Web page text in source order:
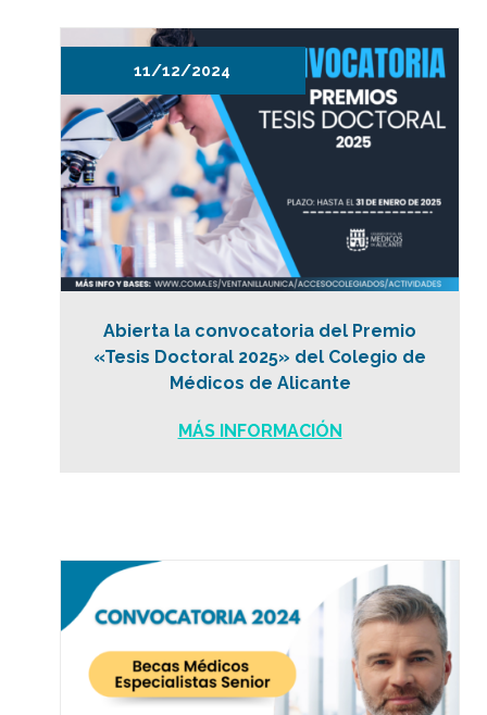
11/12/2024
Abierta la convocatoria del Premio
«Tesis Doctoral 2025» del Colegio de
Médicos de Alicante
MÁS INFORMACIÓN